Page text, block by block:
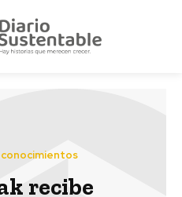
recibe